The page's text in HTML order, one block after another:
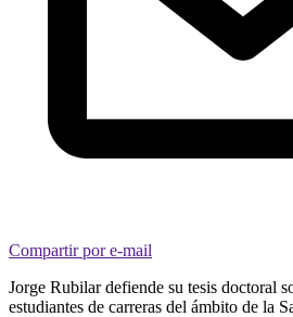
Compartir por e-mail
Jorge Rubilar defiende su tesis doctoral
estudiantes de carreras del ámbito de la